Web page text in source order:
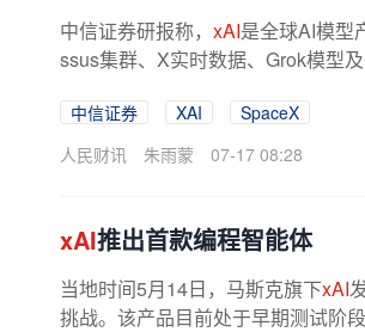
中信证券研报称， xAI是全球AI模型
ssus集群、X实时数据、Grok模型
中信证券 XAI
SpaceX
人民财讯
朱雨蒙 07-17 08:28
xAI推出首款编程智能体
当地时间5月14日，马斯克旗下xAI
挑战。该产品目前处于早期测试阶